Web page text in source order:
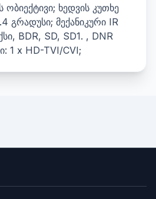
ობიექტივი; ხედვის კუთხე
გრადუსი; მექანიკური IR
BDR, SD, SD1. , DNR
1 x HD-TVI/CVI;